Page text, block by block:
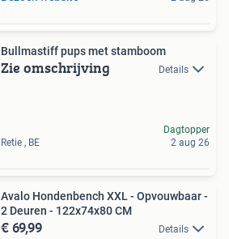
Bullmastiff pups met stamboom
Zie omschrijving Details
Retie , BE
Dagtopper
2 aug 26
Avalo Hondenbench XXL - Opvouwbaar -
2 Deuren - 122x74x80 CM
€ 69,99 Details